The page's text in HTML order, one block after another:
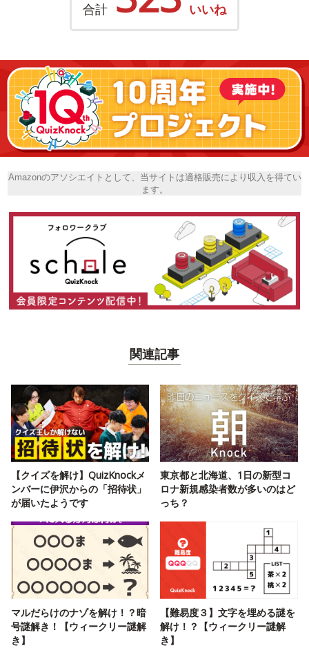
合計 いいね
Amazonのアソシエイトとして、当サイトは適格販売により収入を得てい
ます。
関連記事
【クイズを解け】QuizKnockメ
ンバーに伊沢からの「招待状」
が届いたようです
東京都と北海道、1日の新型コ
ロナ新規感染者数が多いのはど
っち？
マルだらけのナゾを解け！？暗
号謎解き！【ウィークリー謎解
き】
【難易度３】文字を埋める謎を
解け！？【ウィークリー謎解
き】